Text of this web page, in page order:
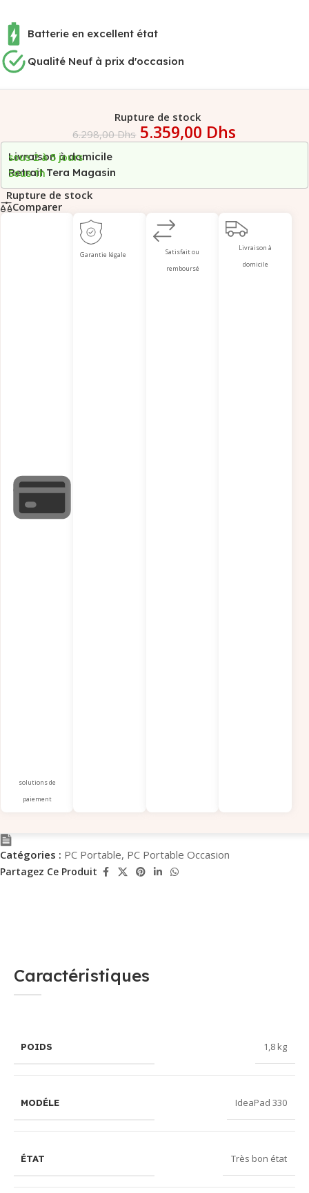
Batterie en excellent état
Qualité Neuf à prix d'occasion
Rupture de stock
6.298,00Dhs 5.359,00 Dhs
Livraison à domicile
sous 2 à 5 jours
Retrait Tera Magasin
Sous 1h
Rupture de stock
Comparer
solutions de
paiement
Garantie légale
Satisfait ou
remboursé
Livraison à
domicile
Catégories : PC Portable, PC Portable Occasion
Partagez Ce Produit
Caractéristiques
POIDS 1,8 kg
MODÉLE IdeaPad 330
ÉTAT Très bon état